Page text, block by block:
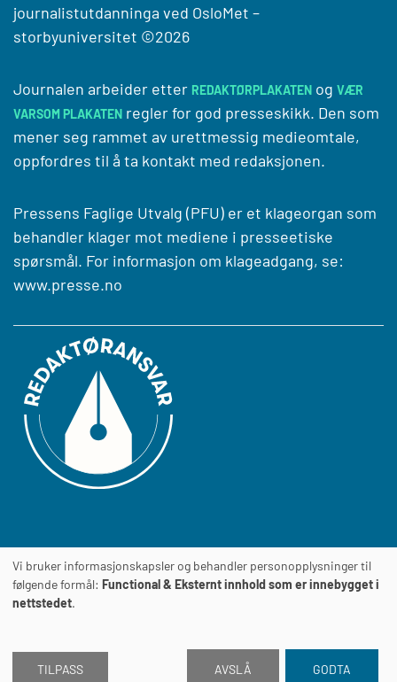
journalistutdanninga ved OsloMet –
storbyuniversitet ©2026
Journalen arbeider etter REDAKTØRPLAKATEN og VÆR
VARSOM PLAKATEN regler for god presseskikk. Den som
mener seg rammet av urettmessig medieomtale,
oppfordres til å ta kontakt med redaksjonen.
Pressens Faglige Utvalg (PFU) er et klageorgan som
behandler klager mot mediene i presseetiske
spørsmål. For informasjon om klageadgang, se:
www.presse.no
JournalensTILGJENGELIGHETSERKLÆRING
2026 © Journalen Drevet av
Vi bruker informasjonskapsler og behandler personopplysninger til
følgende formål: Functional & Eksternt innhold som er innebygget i
nettstedet.
TILPASS AVSLÅ GODTA